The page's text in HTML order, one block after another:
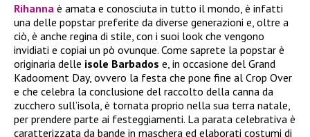
Rihanna è amata e conosciuta in tutto il mondo, è infatti
una delle popstar preferite da diverse generazioni e, oltre a
ciò, è anche regina di stile, con i suoi look che vengono
invidiati e copiai un pò ovunque. Come saprete la popstar è
originaria delle isole Barbados e, in occasione del Grand
Kadooment Day, ovvero la festa che pone fine al Crop Over
e che celebra la conclusione del raccolto della canna da
zucchero sull’isola, è tornata proprio nella sua terra natale,
per prendere parte ai festeggiamenti. La parata celebrativa è
caratterizzata da bande in maschera ed elaborati costumi di